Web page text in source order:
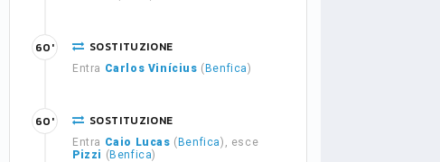
SOSTITUZIONE
Entra Carlos Vinícius ( Benfica)
60'
SOSTITUZIONE
Entra Caio Lucas ( Benfica), esce
Pizzi ( Benfica)
60'